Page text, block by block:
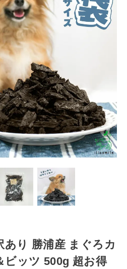
あり 勝浦産 まぐろカ
ビッツ 500g 超お得